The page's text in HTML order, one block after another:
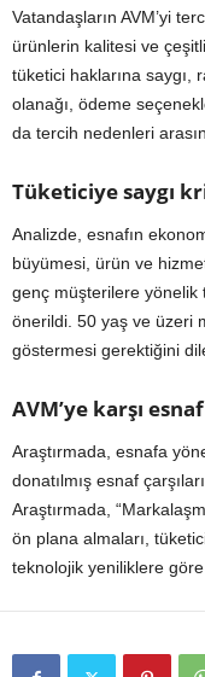
Vatandaşların AVM’yi
ürünlerin kalitesi ve
tüketici haklarına saygı,
olanağı, ödeme
da tercih nedenleri
Tüketiciye saygı
Analizde, esnafın
büyümesi, ürün ve
genç müşterilere yönelik
önerildi. 50 yaş ve üzeri
göstermesi gerektiğini
AVM’ye karşı esnaf
Araştırmada, esnafa
donatılmış esnaf
Araştırmada,
ön plana almaları,
teknolojik yeniliklere